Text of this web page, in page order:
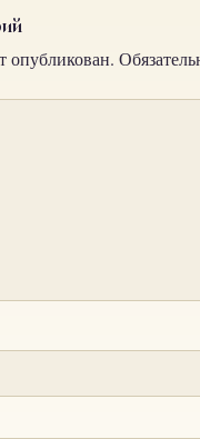
опубликован.